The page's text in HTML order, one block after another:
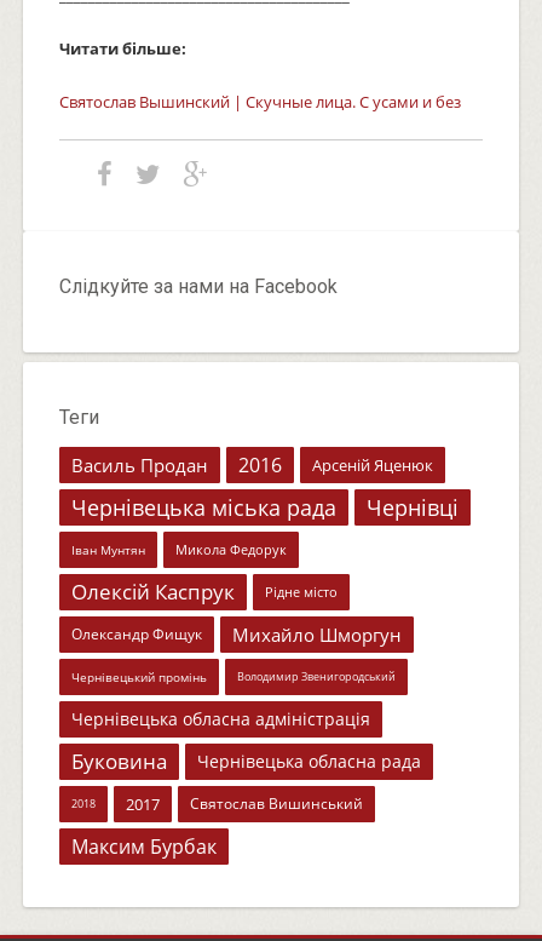
Читати більше:
Святослав Вышинский | Скучные лица. С усами и без
Слідкуйте за нами на Facebook
Теги
Василь Продан 2016 Арсеній Яценюк
Чернівецька міська рада Чернівці
Іван Мунтян Микола Федорук
Олексій Каспрук Рідне місто
Олександр Фищук Михайло Шморгун
Чернівецький промінь Володимир Звенигородський
Чернівецька обласна адміністрація
Буковина Чернівецька обласна рада
2018 2017 Святослав Вишинський
Максим Бурбак